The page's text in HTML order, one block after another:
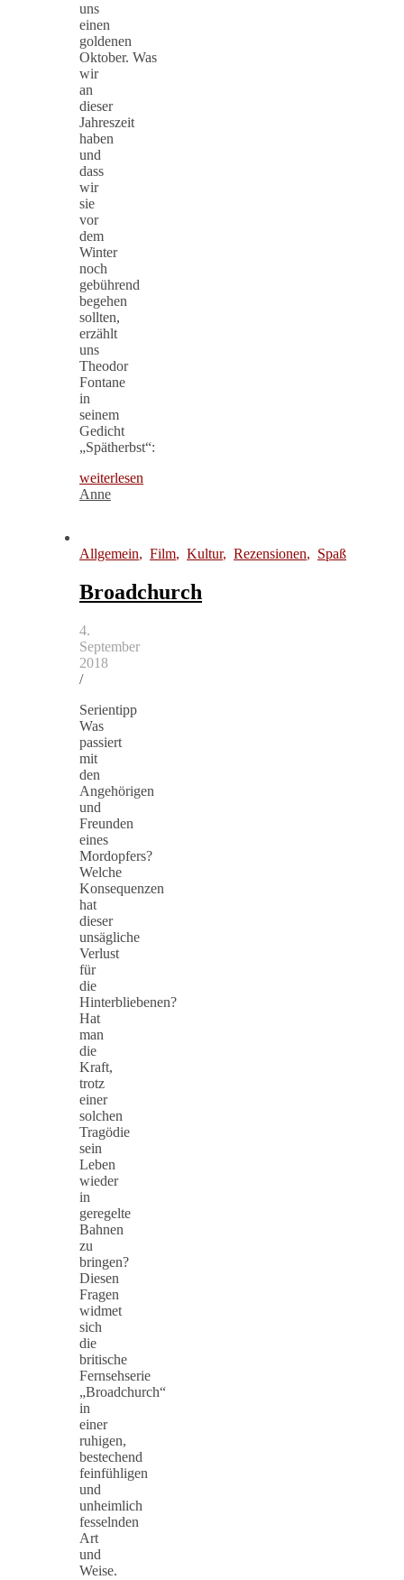
uns
einen
goldenen
Oktober. Was
wir
an
dieser
Jahreszeit
haben
und
dass
wir
sie
vor
dem
Winter
noch
gebührend
begehen
sollten,
erzählt
uns
Theodor
Fontane
in
seinem
Gedicht
„Spätherbst“:
weiterlesen
Anne
Allgemein, Film, Kultur, Rezensionen, Spaß
Broadchurch
4.
September
2018
/
Serientipp
Was
passiert
mit
den
Angehörigen
und
Freunden
eines
Mordopfers?
Welche
Konsequenzen
hat
dieser
unsägliche
Verlust
für
die
Hinterbliebenen?
Hat
man
die
Kraft,
trotz
einer
solchen
Tragödie
sein
Leben
wieder
in
geregelte
Bahnen
zu
bringen?
Diesen
Fragen
widmet
sich
die
britische
Fernsehserie
„Broadchurch“
in
einer
ruhigen,
bestechend
feinfühligen
und
unheimlich
fesselnden
Art
und
Weise.